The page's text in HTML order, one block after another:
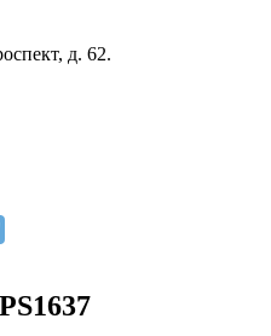
д. 62.